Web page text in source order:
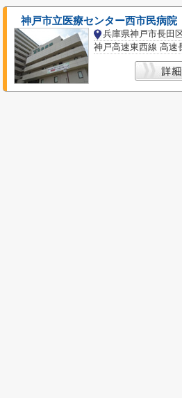
神戸市立医療センター西市民病院
神戸高速東西線 高速